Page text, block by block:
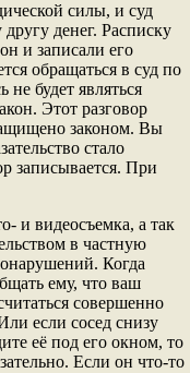
силы, и суд
денег. Расписку
и записали его
обращаться в суд по
будет являться
Этот разговор
законом. Вы
стало
записывается. При
и видеосъемка, а так
в частную
Когда
ему, что ваш
совершенно
если сосед снизу
её под его окном, то
Если он что-то